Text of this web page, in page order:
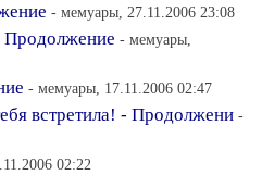
- мемуары, 27.11.2006 23:08
Продолжение - мемуары,
- мемуары, 17.11.2006 02:47
встретила! - Продолжени -
02:22